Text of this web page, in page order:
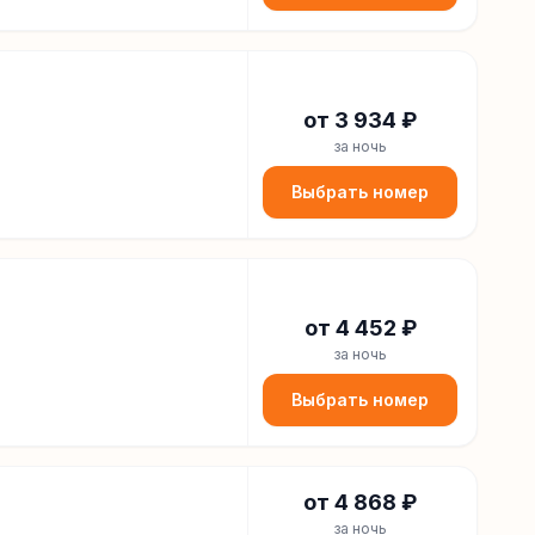
от 3 934 ₽
за ночь
Выбрать номер
от 4 452 ₽
за ночь
Выбрать номер
от 4 868 ₽
за ночь